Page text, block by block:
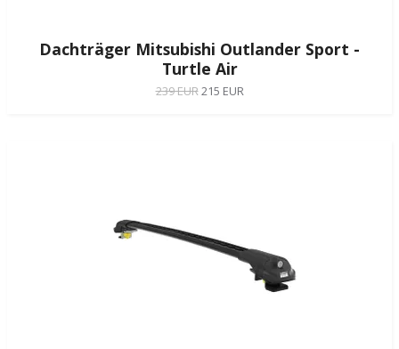
Dachträger Mitsubishi Outlander Sport -
Turtle Air
239 EUR215 EUR